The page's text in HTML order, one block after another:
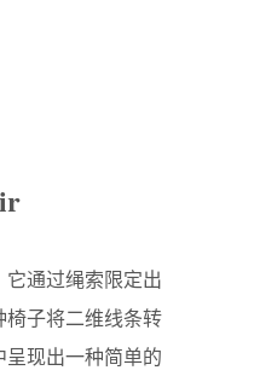
通过绳索限定出
子将二维线条转
现出一种简单的